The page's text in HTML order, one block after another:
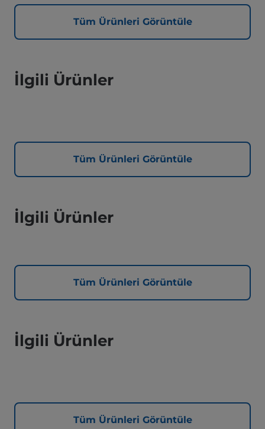
Tüm Ürünleri Görüntüle
İlgili Ürünler
Tüm Ürünleri Görüntüle
İlgili Ürünler
Tüm Ürünleri Görüntüle
İlgili Ürünler
Tüm Ürünleri Görüntüle